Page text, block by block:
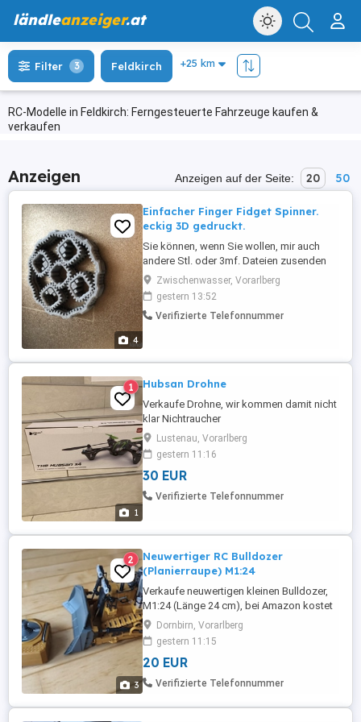
ländleanzeiger.at
RC-Modelle in Feldkirch: Ferngesteuerte Fahrzeuge kaufen &
verkaufen
Filter 3 Feldkirch
Anzeigen Anzeigen auf der Seite: 20 50
4
Einfacher Finger Fidget Spinner.
eckig 3D gedruckt.
Sie können, wenn Sie wollen, mir auch
andere Stl. oder 3mf. Dateien zusenden
und ich drucke sie dann für Sie aus.
Zwischenwasser, Vorarlberg
gestern 13:52
Verifizierte Telefonnummer
1
1 Hubsan Drohne
Verkaufe Drohne, wir kommen damit nicht
klar Nichtraucher
Lustenau, Vorarlberg
gestern 11:16
30 EUR
Verifizierte Telefonnummer
3
2
Neuwertiger RC Bulldozer
(Planierraupe) M1:24
Verkaufe neuwertigen kleinen Bulldozer,
M1:24 (Länge 24 cm), bei Amazon kostet
er 48 Euro,-
Dornbirn, Vorarlberg
gestern 11:15
20 EUR
Verifizierte Telefonnummer